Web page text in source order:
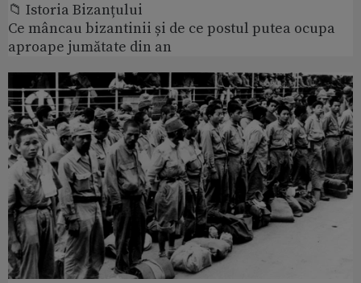
📁 Istoria Bizanțului
Ce mâncau bizantinii și de ce postul putea ocupa
aproape jumătate din an